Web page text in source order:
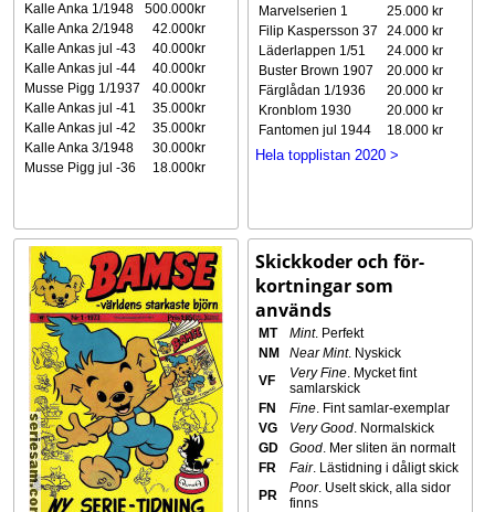
Kalle Anka 1/1948
500.000kr
Kalle Anka 2/1948
42.000kr
Kalle Ankas jul -43
40.000kr
Kalle Ankas jul -44
40.000kr
Musse Pigg 1/1937
40.000kr
Kalle Ankas jul -41
35.000kr
Kalle Ankas jul -42
35.000kr
Kalle Anka 3/1948
30.000kr
Musse Pigg jul -36
18.000kr
Marvelserien 1
25.000 kr
Filip Kaspersson 37
24.000 kr
Läderlappen 1/51
24.000 kr
Buster Brown 1907
20.000 kr
Färglådan 1/1936
20.000 kr
Kronblom 1930
20.000 kr
Fantomen jul 1944
18.000 kr
Hela topplistan 2020 >
Skickkoder och för-
kortningar som
används
MT Mint. Perfekt
NM
Near Mint. Nyskick
VF
Very Fine. Mycket fint
samlarskick
FN
Fine. Fint samlar-exemplar
VG
Very Good. Normalskick
GD
Good. Mer sliten än normalt
FR
Fair. Lästidning i dåligt skick
PR
Poor. Uselt skick, alla sidor
finns